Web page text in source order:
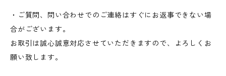
・ご質問、問い合わせでのご連絡はすぐにお返事できない場
合がございます。
お取引は誠心誠意対応させていただきますので、よろしくお
願い致します。